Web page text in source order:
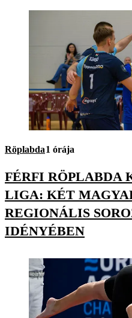
Röplabda1 órája
FÉRFI RÖPLABDA
LIGA: KÉT
REGIONÁLIS
IDÉNYÉBEN